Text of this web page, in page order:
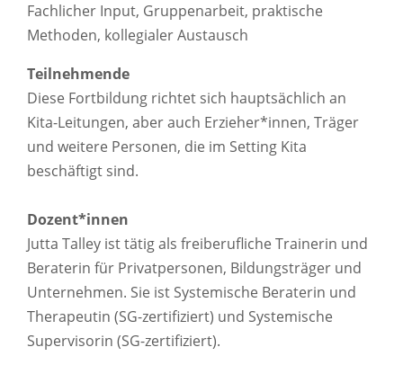
Fachlicher Input, Gruppenarbeit, praktische
Methoden, kollegialer Austausch
Teilnehmende
Diese Fortbildung richtet sich hauptsächlich an
Kita-Leitungen, aber auch Erzieher*innen, Träger
und weitere Personen, die im Setting Kita
beschäftigt sind.
Dozent*innen
Jutta Talley ist tätig als freiberufliche Trainerin und
Beraterin für Privatpersonen, Bildungsträger und
Unternehmen. Sie ist Systemische Beraterin und
Therapeutin (SG-zertifiziert) und Systemische
Supervisorin (SG-zertifiziert).